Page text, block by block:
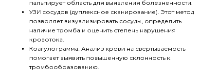
пальпирует область для выявления болезненности.
УЗИ сосудов (дуплексное сканирование). Этот метод
позволяет визуализировать сосуды, определить
наличие тромба и оценить степень нарушения
кровотока.
Коагулограмма. Анализ крови на свертываемость
помогает выявить повышенную склонность к
тромбообразованию.